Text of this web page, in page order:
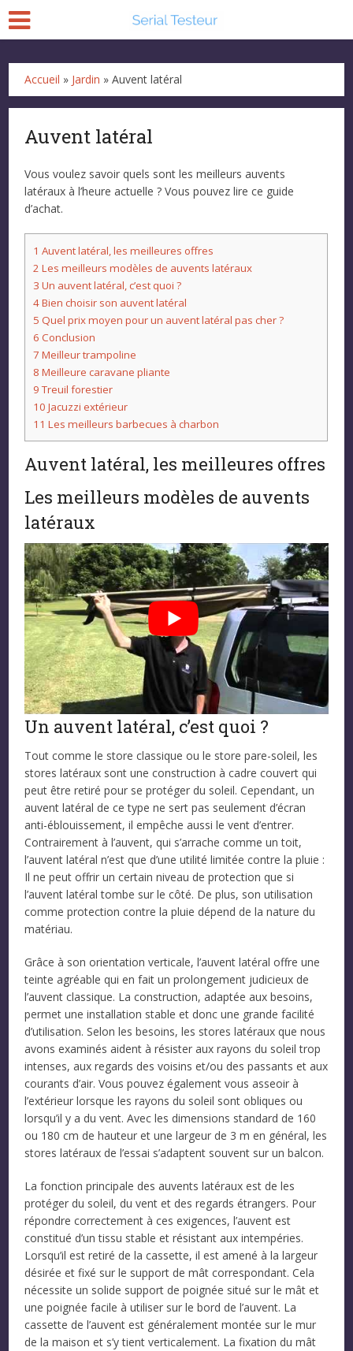
Accueil » Jardin »Auvent latéral
Auvent latéral
Vous voulez savoir quels sont les meilleurs auvents
latéraux à l’heure actuelle ? Vous pouvez lire ce guide
d’achat.
1 Auvent latéral, les meilleures offres
2 Les meilleurs modèles de auvents latéraux
3 Un auvent latéral, c’est quoi ?
4Bien choisir son auvent latéral
5 Quel prix moyen pour un auvent latéral pas cher ?
6 Conclusion
7 Meilleur trampoline
8 Meilleure caravane pliante
9Treuil forestier
10 Jacuzzi extérieur
11 Les meilleurs barbecues à charbon
Auvent latéral, les meilleures offres
Les meilleurs modèles de auvents
latéraux
Un auvent latéral, c’est quoi ?
Tout comme le store classique ou le store pare-soleil, les
stores latéraux sont une construction à cadre couvert qui
peut être retiré pour se protéger du soleil. Cependant, un
auvent latéral de ce type ne sert pas seulement d’écran
anti-éblouissement, il empêche aussi le vent d’entrer.
Contrairement à l’auvent, qui s’arrache comme un toit,
l’auvent latéral n’est que d’une utilité limitée contre la pluie :
Il ne peut offrir un certain niveau de protection que si
l’auvent latéral tombe sur le côté. De plus, son utilisation
comme protection contre la pluie dépend de la nature du
matériau.
Grâce à son orientation verticale, l’auvent latéral offre une
teinte agréable qui en fait un prolongement judicieux de
l’auvent classique. La construction, adaptée aux besoins,
permet une installation stable et donc une grande facilité
d’utilisation. Selon les besoins, les stores latéraux que nous
avons examinés aident à résister aux rayons du soleil trop
intenses, aux regards des voisins et/ou des passants et aux
courants d’air. Vous pouvez également vous asseoir à
l’extérieur lorsque les rayons du soleil sont obliques ou
lorsqu’il y a du vent. Avec les dimensions standard de 160
ou 180 cm de hauteur et une largeur de 3 m en général, les
stores latéraux de l’essai s’adaptent souvent sur un balcon.
La fonction principale des auvents latéraux est de les
protéger du soleil, du vent et des regards étrangers. Pour
répondre correctement à ces exigences, l’auvent est
constitué d’un tissu stable et résistant aux intempéries.
Lorsqu’il est retiré de la cassette, il est amené à la largeur
désirée et fixé sur le support de mât correspondant. Cela
nécessite un solide support de poignée situé sur le mât et
une poignée facile à utiliser sur le bord de l’auvent. La
cassette de l’auvent est généralement montée sur le mur
de la maison et s’y tient verticalement. La fixation du mât